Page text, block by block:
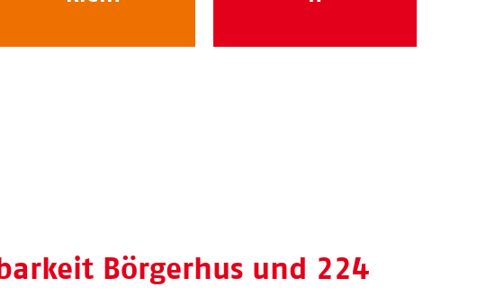
Börgerhus und 224